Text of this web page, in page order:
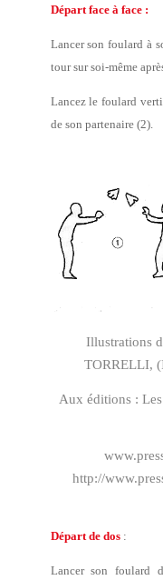
Départ face à face :
Lancer son foulard à
tour sur soi-même
Lancez le foulard
de son partenaire (2).
Illustrations
TORRELLI,
Aux éditions :
http://
Départ de dos:
Lancer son foulard